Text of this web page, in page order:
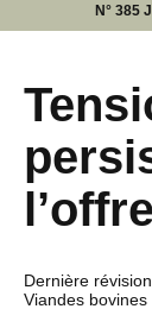
N° 385
l’offre
Dernière
Viandes bovines